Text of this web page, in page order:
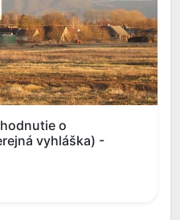
o
vyhláška) -